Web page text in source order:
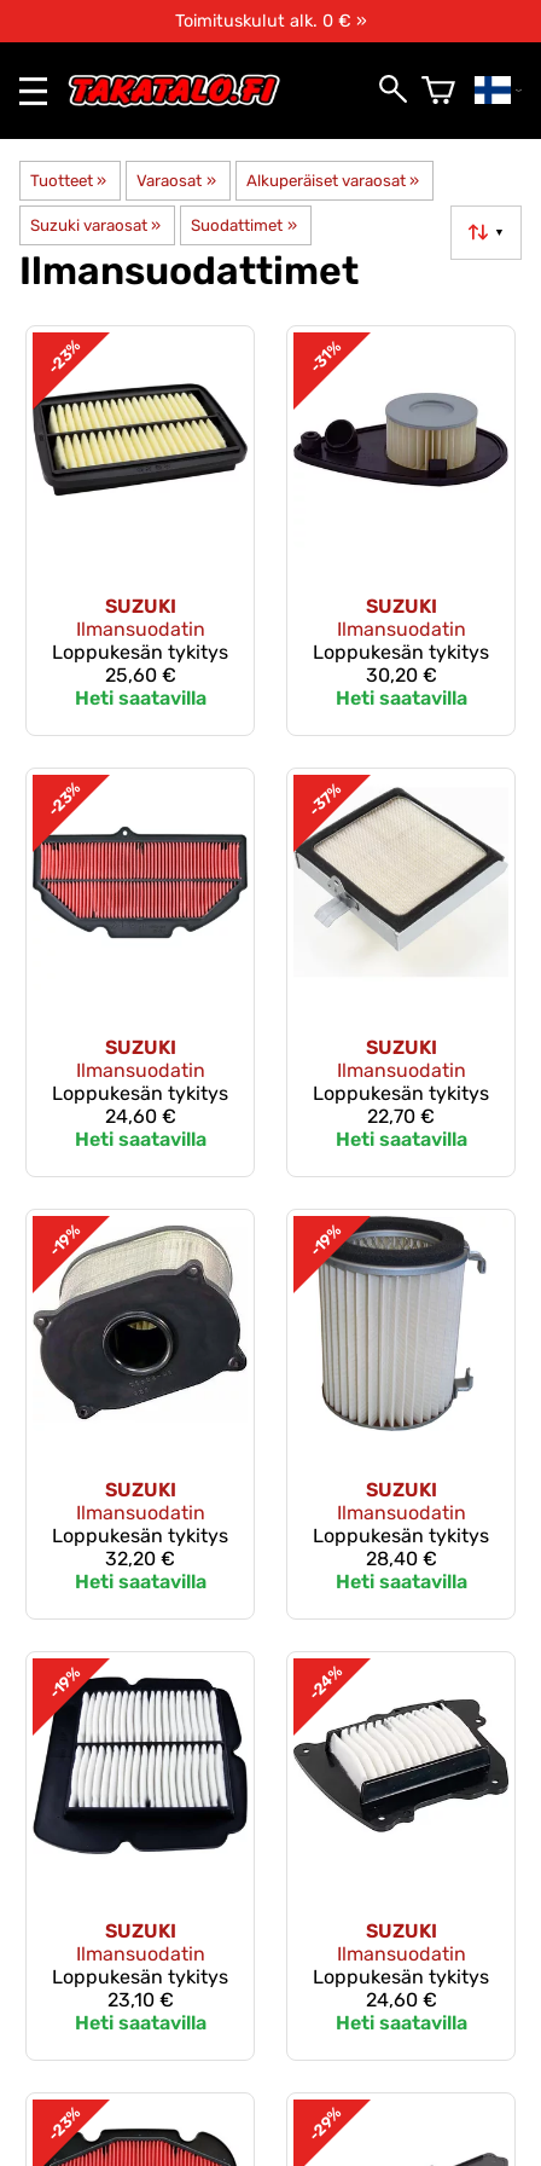
Toimituskulut alk. 0 € »
Tuotteet ‪» Varaosat ‪» Alkuperäiset varaosat ‪»
Suzuki varaosat ‪» Suodattimet ‪» ▼
Ilmansuodattimet
-23%
SUZUKI
Ilmansuodatin
Loppukesän tykitys
25,60 €
Heti saatavilla
-31%
SUZUKI
Ilmansuodatin
Loppukesän tykitys
30,20 €
Heti saatavilla
-23%
SUZUKI
Ilmansuodatin
Loppukesän tykitys
24,60 €
Heti saatavilla
-37%
SUZUKI
Ilmansuodatin
Loppukesän tykitys
22,70 €
Heti saatavilla
-19%
SUZUKI
Ilmansuodatin
Loppukesän tykitys
32,20 €
Heti saatavilla
-19%
SUZUKI
Ilmansuodatin
Loppukesän tykitys
28,40 €
Heti saatavilla
-19%
SUZUKI
Ilmansuodatin
Loppukesän tykitys
23,10 €
Heti saatavilla
-24%
SUZUKI
Ilmansuodatin
Loppukesän tykitys
24,60 €
Heti saatavilla
-23% -29%